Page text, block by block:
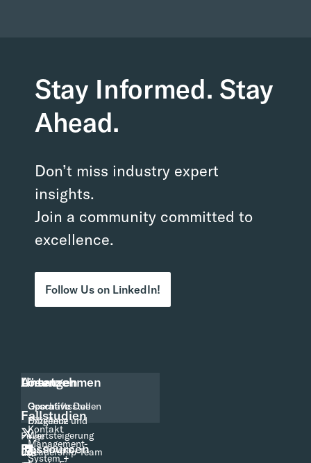
Stay Informed. Stay
Ahead.
Don’t miss industry expert
insights.
Join a community committed to
excellence.
Follow Us on LinkedIn!
Folge
uns
Ansatz
Fallstudien
Ressourcen
Lösungen
Operative
Exzellenz
Management-
System +
Operative Due
Diligence und
Wertsteigerung
für Private
Unternehmen
Geschäftsstellen
Kontakt
Leadership Team